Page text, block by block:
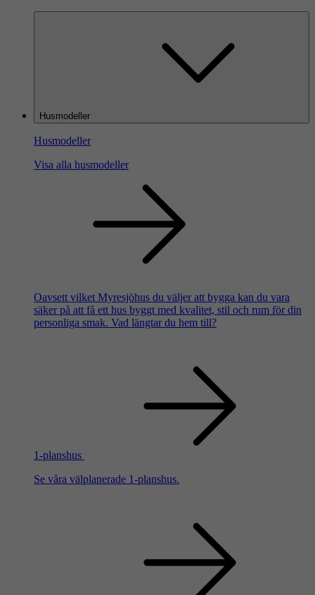
Husmodeller
Husmodeller
Visa alla husmodeller
Oavsett vilket Myresjöhus du väljer att bygga kan du vara
säker på att få ett hus byggt med kvalitet, stil och rum för din
personliga smak. Vad längtar du hem till?
1-planshus
Se våra välplanerade 1-planshus.